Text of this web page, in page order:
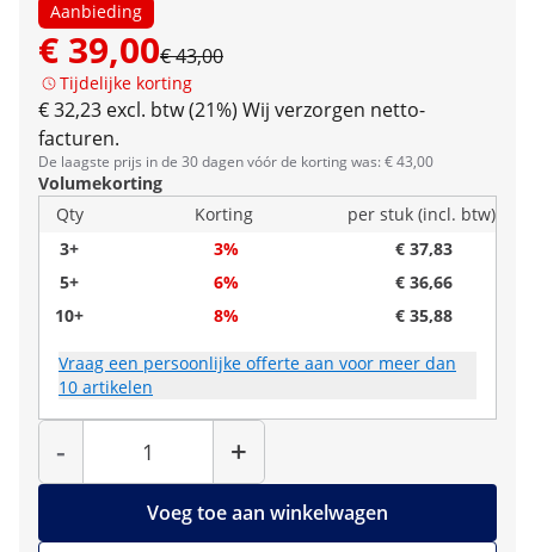
Aanbieding
€ 39,00€ 43,00
Tijdelijke korting
€ 32,23 excl. btw (21%) Wij verzorgen netto-
facturen.
De laagste prijs in de 30 dagen vóór de korting was: € 43,00
Volumekorting
Qty
Korting
per stuk (incl. btw)
3+
3%
€ 37,83
5+
6%
€ 36,66
10+
8% € 35,88
Vraag een persoonlijke offerte aan voor meer dan
10 artikelen
-
Hoeveelheid
+
Voeg toe aan winkelwagen